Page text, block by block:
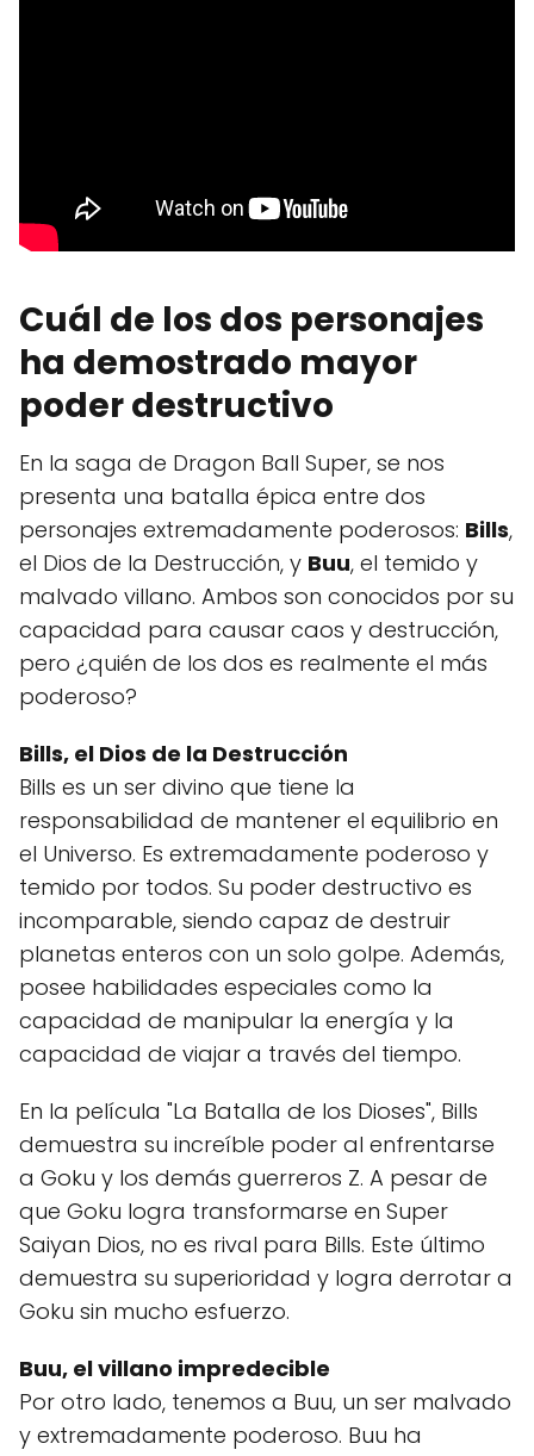
Cuál de los dos personajes
ha demostrado mayor
poder destructivo
En la saga de Dragon Ball Super, se nos
presenta una batalla épica entre dos
personajes extremadamente poderosos: Bills,
el Dios de la Destrucción, y Buu, el temido y
malvado villano. Ambos son conocidos por su
capacidad para causar caos y destrucción,
pero ¿quién de los dos es realmente el más
poderoso?
Bills, el Dios de la Destrucción
Bills es un ser divino que tiene la
responsabilidad de mantener el equilibrio en
el Universo. Es extremadamente poderoso y
temido por todos. Su poder destructivo es
incomparable, siendo capaz de destruir
planetas enteros con un solo golpe. Además,
posee habilidades especiales como la
capacidad de manipular la energía y la
capacidad de viajar a través del tiempo.
En la película "La Batalla de los Dioses", Bills
demuestra su increíble poder al enfrentarse
a Goku y los demás guerreros Z. A pesar de
que Goku logra transformarse en Super
Saiyan Dios, no es rival para Bills. Este último
demuestra su superioridad y logra derrotar a
Goku sin mucho esfuerzo.
Buu, el villano impredecible
Por otro lado, tenemos a Buu, un ser malvado
y extremadamente poderoso. Buu ha